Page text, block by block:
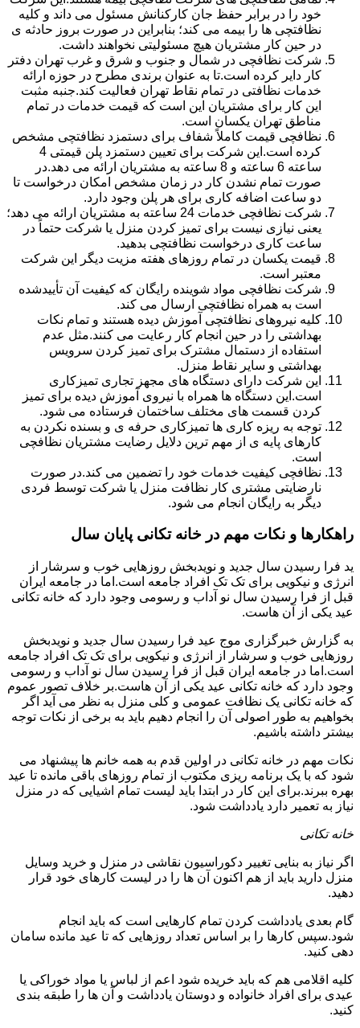
خود را در برابر حفظ جان کارکنانش مسئول می داند و کلیه
نظافتچی ها را بیمه می کند؛ بنابراین در صورت بروز حادثه ی
در حین کار مشتریان هیچ مسئولیتی نخواهند داشت.
شرکت نظافچی در شمال و جنوب و شرق و غرب تهران دفتر
کار دایر کرده است.تا به عنوان برندی مطرح در حوزه ارائه
خدمات نظافتی در تمام نقاط تهران فعالیت کند.جنبه مثبت
این کار برای مشتریان این است که قیمت خدمات در تمام
مناطق تهران یکسان است.
نظافچی قیمت کاملاً شفاف برای دستمزد نظافتچی مشخص
کرده است.این شرکت برای تعیین دستمزد پلن قیمتی 4
ساعته 6 ساعته و 8 ساعته به مشتریان ارائه می دهد.در
صورت تمام نشدن کار در زمان مشخص امکان درخواست تا
دو ساعت اضافه کاری برای هر پلن وجود دارد.
شرکت نظافچی خدمات 24 ساعته به مشتریان ارائه می دهد؛
یعنی نیازی نیست برای تمیز کردن منزل یا شرکت حتماً در
ساعت کاری درخواست نظافتچی بدهید.
قیمت یکسان در تمام روزهای هفته مزیت دیگر این شرکت
معتبر است.
شرکت نظافچی مواد شوینده رایگان که کیفیت آن تأییدشده
است به همراه نظافتچی ارسال می کند.
کلیه نیروهای نظافتچی آموزش دیده هستند و تمام نکات
بهداشتی را در حین انجام کار رعایت می کنند.مثل عدم
استفاده از دستمال مشترک برای تمیز کردن سرویس
بهداشتی و سایر نقاط منزل.
این شرکت دارای دستگاه های مجهز تجاری تمیزکاری
است.این دستگاه ها همراه با نیروی آموزش دیده برای تمیز
کردن قسمت های مختلف ساختمان فرستاده می شود.
توجه به ریزه کاری ها تمیزکاری حرفه ی و بسنده نکردن به
کارهای پایه ی از مهم ترین دلایل رضایت مشتریان نظافچی
است.
نظافچی کیفیت خدمات خود را تضمین می کند.در صورت
نارضایتی مشتری کار نظافت منزل یا شرکت توسط فردی
دیگر به رایگان انجام می شود.
راهکارها و نکات مهم در خانه تکانی پایان سال
ید فرا رسیدن سال جدید و نویدبخش روزهایی خوب و سرشار از
انرژی و نیکویی برای تک تک افراد جامعه است.اما در جامعه ایران
قبل از فرا رسیدن سال نو آداب و رسومی وجود دارد که خانه تکانی
عید یکی از آن هاست.
به گزارش خبرگزاری موج عید فرا رسیدن سال جدید و نویدبخش
روزهایی خوب و سرشار از انرژی و نیکویی برای تک تک افراد جامعه
است.اما در جامعه ایران قبل از فرا رسیدن سال نو آداب و رسومی
وجود دارد که خانه تکانی عید یکی از آن هاست.بر خلاف تصور عموم
که خانه تکانی یک نظافت عمومی و کلی منزل به نظر می آید اگر
بخواهیم به طور اصولی آن را انجام دهیم باید به برخی از نکات توجه
بیشتر داشته باشیم.
نکات مهم در خانه تکانی در اولین قدم به همه خانم ها پیشنهاد می
شود که با یک برنامه ریزی مکتوب از تمام روزهای باقی مانده تا عید
بهره ببرند.برای این کار در ابتدا باید لیست تمام اشیایی که در منزل
نیاز به تعمیر دارد یادداشت شود.
خانه تکانی
اگر نیاز به بنایی تغییر دکوراسیون نقاشی در منزل و خرید وسایل
منزل دارید باید از هم اکنون آن ها را در لیست کارهای خود قرار
دهید.
گام بعدی یادداشت کردن تمام کارهایی است که باید انجام
شود.سپس کارها را بر اساس تعداد روزهایی که تا عید مانده سامان
دهی کنید.
کلیه اقلامی هم که باید خریده شود اعم از لباس یا مواد خوراکی یا
عیدی برای افراد خانواده و دوستان یادداشت و آن ها را طبقه بندی
کنید.